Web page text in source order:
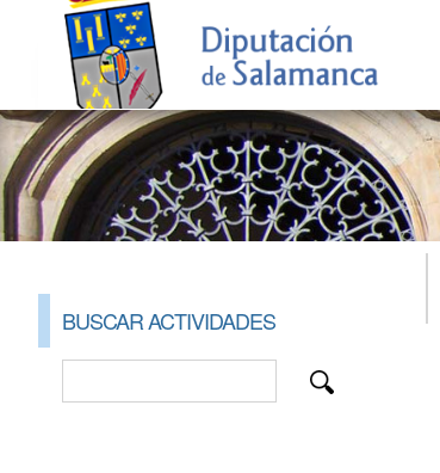
BUSCAR ACTIVIDADES